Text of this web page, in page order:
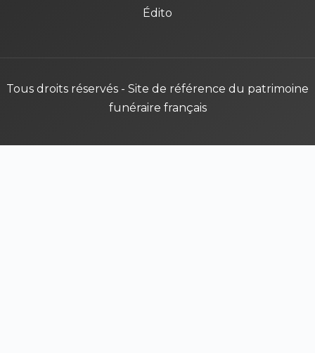
Édito
Tous droits réservés - Site de référence du patrimoine
funéraire français